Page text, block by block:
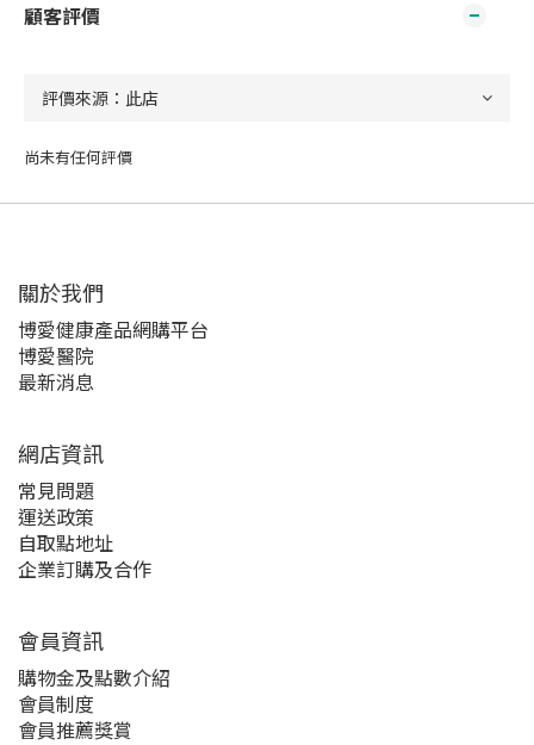
顧客評價
尚未有任何評價
關於我們‎
博愛健康產品網購平台
博愛醫院
最新消息
網店資訊
常見問題
運送政策
自取點地址
企業訂購及合作
會員資訊
購物金及點數介紹
會員制度
會員推薦獎賞